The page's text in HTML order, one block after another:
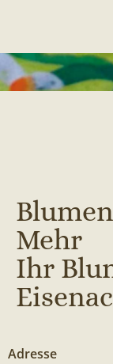
Mehr
Ihr
Adresse